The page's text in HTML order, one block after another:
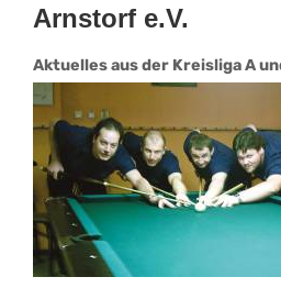
Arnstorf e.V.
Aktuelles aus der Kreisliga A